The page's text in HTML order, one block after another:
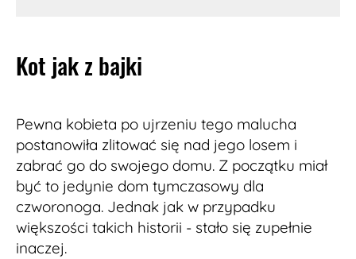
Kot jak z bajki
Pewna kobieta po ujrzeniu tego malucha
postanowiła zlitować się nad jego losem i
zabrać go do swojego domu. Z początku miał
być to jedynie dom tymczasowy dla
czworonoga. Jednak jak w przypadku
większości takich historii - stało się zupełnie
inaczej.